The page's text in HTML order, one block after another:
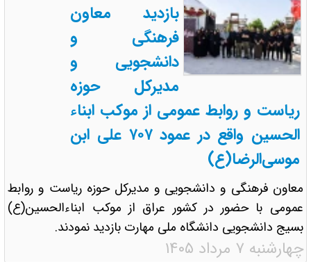
بازدید معاون
فرهنگی و
دانشجویی و
مدیرکل حوزه
ریاست و روابط عمومی از موکب ابناء
الحسین واقع در عمود ۷۰۷ علی ابن
موسی‌الرضا(ع)
معاون فرهنگی و دانشجویی و مدیرکل حوزه ریاست و روابط
عمومی با حضور در کشور عراق از موکب ابناء‌الحسین(ع)
بسیج دانشجویی دانشگاه ملی مهارت بازدید نمودند.
چهارشنبه ۷ مرداد ۱۴۰۵